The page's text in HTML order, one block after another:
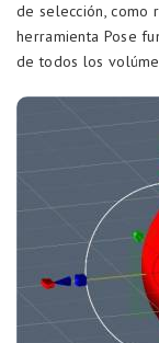
de selección, como
herramienta Pose
de todos los